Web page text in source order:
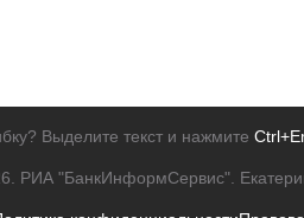
Выделите текст и нажмите
РИА "БанкИнформСервис".